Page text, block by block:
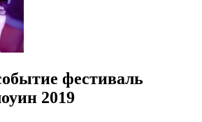
фестиваль
2019